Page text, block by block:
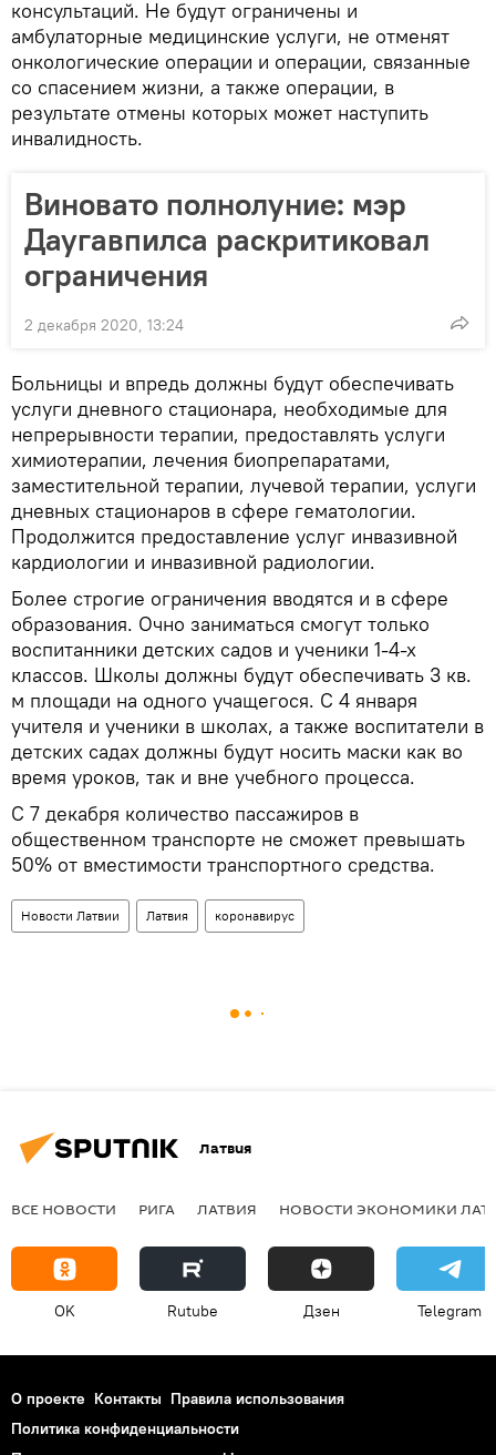
консультаций. Не будут ограничены и
амбулаторные медицинские услуги, не отменят
онкологические операции и операции, связанные
со спасением жизни, а также операции, в
результате отмены которых может наступить
инвалидность.
Виновато полнолуние: мэр
Даугавпилса раскритиковал
ограничения
2 декабря 2020, 13:24
Больницы и впредь должны будут обеспечивать
услуги дневного стационара, необходимые для
непрерывности терапии, предоставлять услуги
химиотерапии, лечения биопрепаратами,
заместительной терапии, лучевой терапии, услуги
дневных стационаров в сфере гематологии.
Продолжится предоставление услуг инвазивной
кардиологии и инвазивной радиологии.
Более строгие ограничения вводятся и в сфере
образования. Очно заниматься смогут только
воспитанники детских садов и ученики 1-4-х
классов. Школы должны будут обеспечивать 3 кв.
м площади на одного учащегося. С 4 января
учителя и ученики в школах, а также воспитатели в
детских садах должны будут носить маски как во
время уроков, так и вне учебного процесса.
С 7 декабря количество пассажиров в
общественном транспорте не сможет превышать
50% от вместимости транспортного средства.
Новости Латвии Латвия коронавирус
Латвия
ВСЕ НОВОСТИ РИГА ЛАТВИЯ НОВОСТИ ЭКОНОМИКИ
OK Rutube Дзен Telegram
О проекте Контакты Правила использования
Политика конфиденциальности